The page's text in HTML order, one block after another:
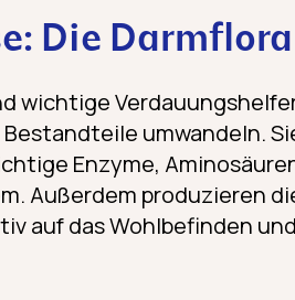
Die
wichtige
umwandeln.
Enzyme,
Außerdem produzieren
auf das Wohlbefinden